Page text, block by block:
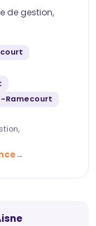
de gestion,
Ramecourt